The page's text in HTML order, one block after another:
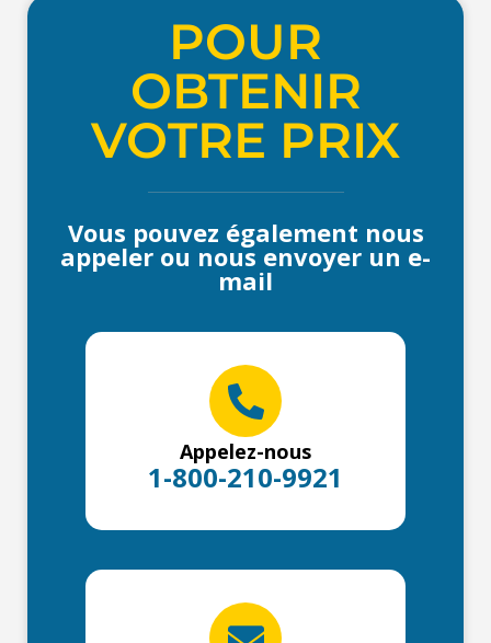
POUR
OBTENIR
VOTRE PRIX
Vous pouvez également nous
appeler ou nous envoyer un e-
mail
Appelez-nous
1-800-210-9921